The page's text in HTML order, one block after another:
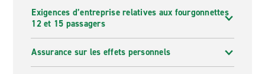
Exigences d’entreprise relatives aux fourgonnettes
12 et 15 passagers
Assurance sur les effets personnels